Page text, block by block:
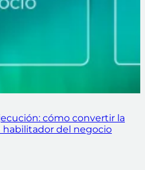
cómo convertir la
del negocio